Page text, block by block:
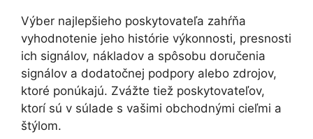
Výber najlepšieho poskytovateľa zahŕňa
vyhodnotenie jeho histórie výkonnosti, presnosti
ich signálov, nákladov a spôsobu doručenia
signálov a dodatočnej podpory alebo zdrojov,
ktoré ponúkajú. Zvážte tiež poskytovateľov,
ktorí sú v súlade s vašimi obchodnými cieľmi a
štýlom.